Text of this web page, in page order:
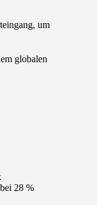
um
globalen
28 %